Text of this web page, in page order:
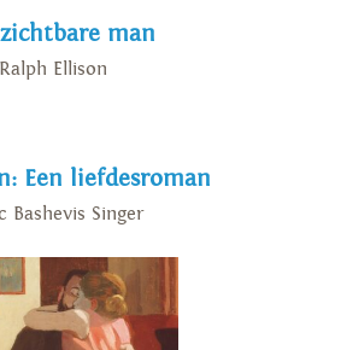
man
Ralph Ellison
Een liefdesroman
Bashevis Singer